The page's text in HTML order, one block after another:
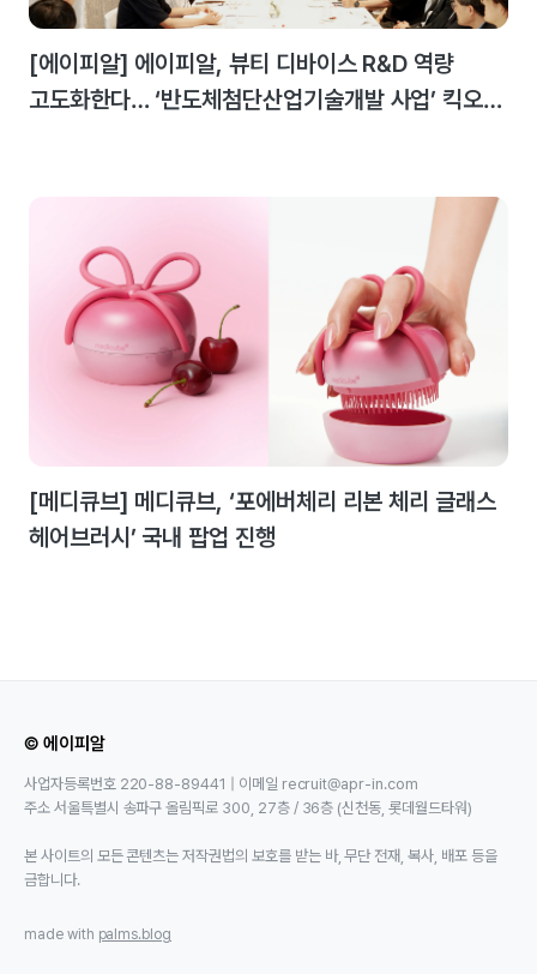
[에이피알] 에이피알, 뷰티 디바이스 R&D 역량
고도화한다… ‘반도체첨단산업기술개발 사업’ 킥오프
[메디큐브] 메디큐브, ‘포에버체리 리본 체리 글래스
헤어브러시’ 국내 팝업 진행
© 에이피알
사업자등록번호 220-88-89441 | 이메일 recruit@apr-in.com
주소 서울특별시 송파구 올림픽로 300, 27층 / 36층 (신천동, 롯데월드타워)
본 사이트의 모든 콘텐츠는 저작권법의 보호를 받는 바, 무단 전재, 복사, 배포 등을
금합니다.
made with palms.blog